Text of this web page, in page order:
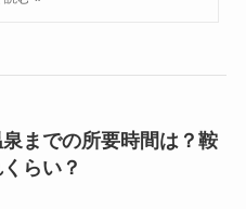
までの所要時間は？鞍
らい？